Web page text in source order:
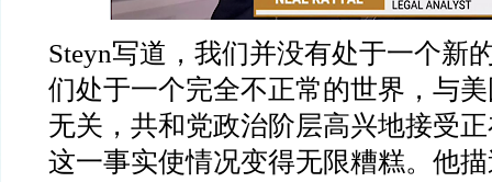
Steyn写道，我们并没有处于一个新
们处于一个完全不正常的世界，与
无关，共和党政治阶层高兴地接受
这一事实使情况变得无限糟糕。他